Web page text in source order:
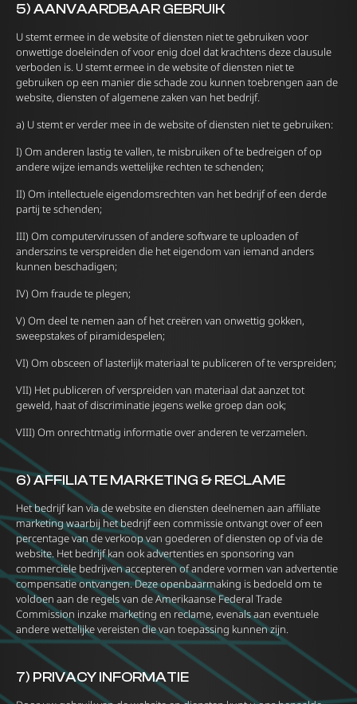
5) AANVAARDBAAR GEBRUIK
U stemt ermee in de website of diensten niet te gebruiken voor
onwettige doeleinden of voor enig doel dat krachtens deze clausule
verboden is. U stemt ermee in de website of diensten niet te
gebruiken op een manier die schade zou kunnen toebrengen aan de
website, diensten of algemene zaken van het bedrijf.
a) U stemt er verder mee in de website of diensten niet te gebruiken:
I) Om anderen lastig te vallen, te misbruiken of te bedreigen of op
andere wijze iemands wettelijke rechten te schenden;
II) Om intellectuele eigendomsrechten van het bedrijf of een derde
partij te schenden;
III) Om computervirussen of andere software te uploaden of
anderszins te verspreiden die het eigendom van iemand anders
kunnen beschadigen;
IV) Om fraude te plegen;
V) Om deel te nemen aan of het creëren van onwettig gokken,
sweepstakes of piramidespelen;
VI) Om obsceen of lasterlijk materiaal te publiceren of te verspreiden;
VII) Het publiceren of verspreiden van materiaal dat aanzet tot
geweld, haat of discriminatie jegens welke groep dan ook;
VIII) Om onrechtmatig informatie over anderen te verzamelen.
6) AFFILIATE MARKETING & RECLAME
Het bedrijf kan via de website en diensten deelnemen aan affiliate
marketing waarbij het bedrijf een commissie ontvangt over of een
percentage van de verkoop van goederen of diensten op of via de
website. Het bedrijf kan ook advertenties en sponsoring van
commerciële bedrijven accepteren of andere vormen van advertentie
compensatie ontvangen. Deze openbaarmaking is bedoeld om te
voldoen aan de regels van de Amerikaanse Federal Trade
Commission inzake marketing en reclame, evenals aan eventuele
andere wettelijke vereisten die van toepassing kunnen zijn.
7) PRIVACY INFORMATIE